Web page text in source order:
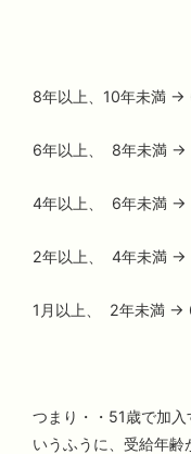
8年以上、10年未満 →
6年以上、 8年未満 →
4年以上、 6年未満 →
2年以上、 4年未満 →
1月以上、 2年未満 →
つまり・・51歳で加
いうふうに、受給年齢